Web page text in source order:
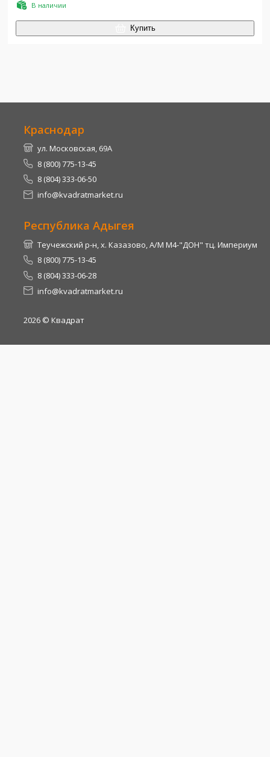
В наличии
Купить
Краснодар
ул. Московская, 69А
8 (800) 775-13-45
8 (804) 333-06-50
info@kvadratmarket.ru
Республика Адыгея
Теучежский р-н, х. Казазово, А/М М4-"ДОН" тц. Империум
8 (800) 775-13-45
8 (804) 333-06-28
info@kvadratmarket.ru
2026 © Квадрат